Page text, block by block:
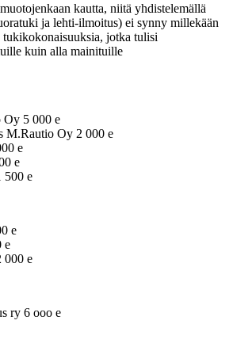
kautta, niitä yhdistelemällä
ja lehti-ilmoitus) ei synny millekään
jotka tulisi
kuin alla mainituille
Oy 5 000 e
M.Rautio Oy 2 000 e
e
e
500 e
e
e
000 e
ry 6 ooo e